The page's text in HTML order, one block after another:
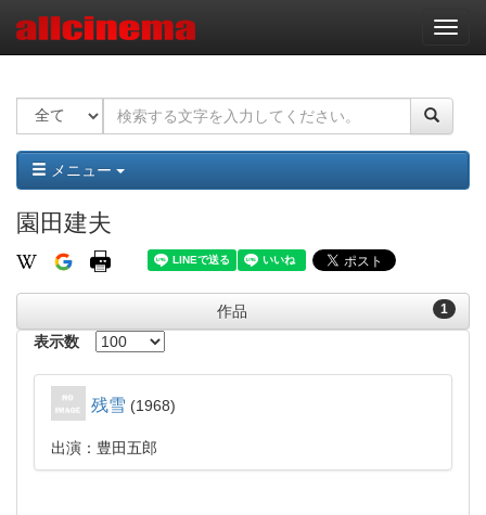
ナ
ビ
ー
ョ
ン
メニュー
園田建夫
1
作品
表示数
残雪 1968
出演：豊田五郎